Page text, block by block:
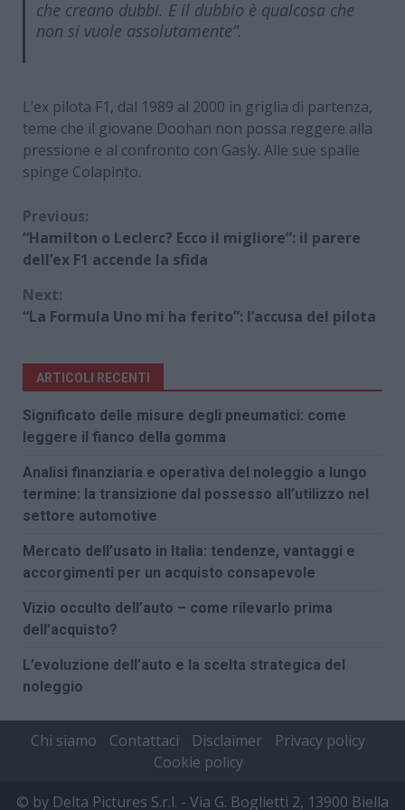
che creano dubbi. E il dubbio è qualcosa che
non si vuole assolutamente”.
L’ex pilota F1, dal 1989 al 2000 in griglia di partenza,
teme che il giovane Doohan non possa reggere alla
pressione e al confronto con Gasly. Alle sue spalle
spinge Colapinto.
Continue
Reading
Previous:
“Hamilton o Leclerc? Ecco il migliore”: il parere
dell’ex F1 accende la sfida
Next:
“La Formula Uno mi ha ferito”: l’accusa del pilota
ARTICOLI RECENTI
Significato delle misure degli pneumatici: come
leggere il fianco della gomma
Analisi finanziaria e operativa del noleggio a lungo
termine: la transizione dal possesso all’utilizzo nel
settore automotive
Mercato dell’usato in Italia: tendenze, vantaggi e
accorgimenti per un acquisto consapevole
Vizio occulto dell’auto – come rilevarlo prima
dell’acquisto?
L’evoluzione dell’auto e la scelta strategica del
noleggio
Chi siamo Contattaci Disclaimer
Privacy policy
Cookie policy
© by Delta Pictures S.r.l. - Via G. Boglietti 2, 13900 Biella